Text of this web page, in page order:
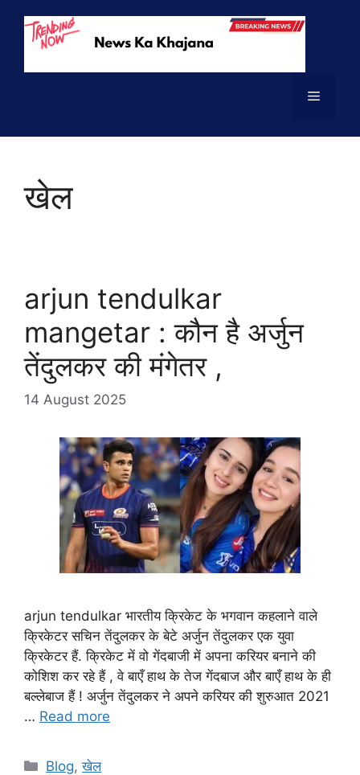
content
Menu
खेल
arjun tendulkar
mangetar : कौन है अर्जुन
तेंदुलकर की मंगेतर ,
14 August 2025
arjun tendulkar भारतीय क्रिकेट के भगवान कहलाने वाले
क्रिकेटर सचिन तेंदुलकर के बेटे अर्जुन तेंदुलकर एक युवा
क्रिकेटर हैं. क्रिकेट में वो गेंदबाजी में अपना करियर बनाने की
कोशिश कर रहे हैं , वे बाएँ हाथ के तेज गेंदबाज और बाएँ हाथ के ही
बल्लेबाज हैं ! अर्जुन तेंदुलकर ने अपने करियर की शुरुआत 2021
… Read more
Categories
Blog,खेल